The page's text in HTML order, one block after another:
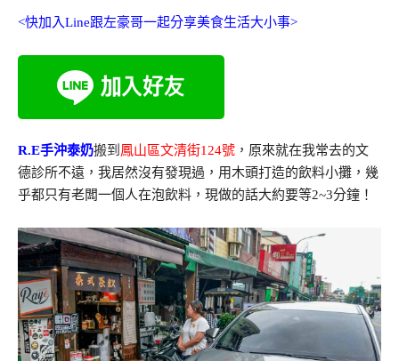
<快加入Line跟左豪哥一起分享美食生活大小事>
R.E手沖泰奶搬到 鳳山區文清街124號 ，原來就在我常去的文
德診所不遠，我居然沒有發現過，用木頭打造的飲料小攤，幾
乎都只有老闆一個人在泡飲料，現做的話大約要等2~3分鐘！